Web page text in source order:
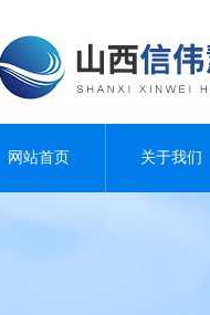
网站首页 关于我们